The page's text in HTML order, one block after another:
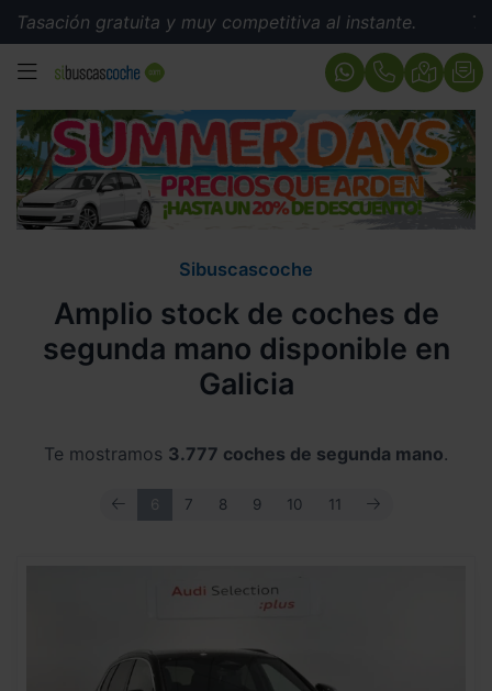
gratuita y muy competitiva al instante. Tasación
MENÚ
Sibuscascoche
Amplio stock de coches de
segunda mano disponible en
Galicia
Te mostramos 3.777 coches de segunda mano.
ANTERIOR
6 7 8 9 10 11 SIGUIENTE